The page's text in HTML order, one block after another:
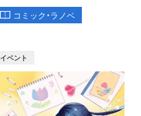
コミック・ラノベ
イベント